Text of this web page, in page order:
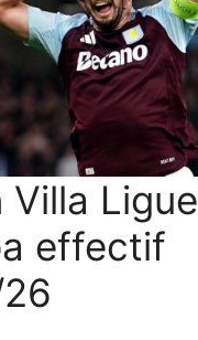
Villa Ligue
effectif